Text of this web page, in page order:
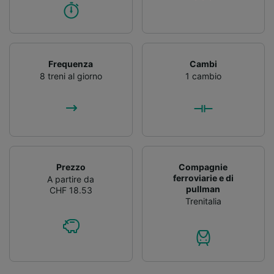
Frequenza
8 treni al giorno
Cambi
1 cambio
Prezzo
A partire da
CHF 18.53
Compagnie
ferroviarie e di
pullman
Trenitalia